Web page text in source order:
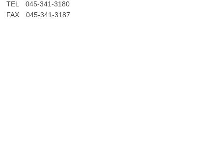
TEL 045-341-3180
FAX 045-341-3187